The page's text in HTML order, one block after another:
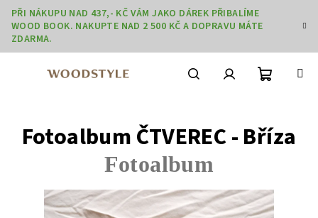
Přejít
obsah
PŘI NÁKUPU NAD 437,- KČ VÁM JAKO DÁREK PŘIBALÍME
WOOD BOOK. NAKUPTE NAD 2 500 KČ A DOPRAVU MÁTE
ZDARMA.
košík
Fotoalbum ČTVEREC - Bříza
Fotoalbum